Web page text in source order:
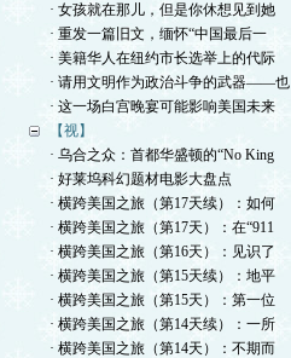
· 女孩就在那儿，但是你休想见到她
· 重发一篇旧文，缅怀“中国最后一
· 美籍华人在纽约市长选举上的代际
· 请用文明作为政治斗争的武器——也
· 这一场白宫晚宴可能影响美国未来
【视】
· 乌合之众：首都华盛顿的“No King
· 好莱坞科幻题材电影大盘点
· 横跨美国之旅（第17天续）：如何
· 横跨美国之旅（第17天）：在“911
· 横跨美国之旅（第16天）：见识了
· 横跨美国之旅（第15天续）：地平
· 横跨美国之旅（第15天）：第一位
· 横跨美国之旅（第14天续）：一所
· 横跨美国之旅（第14天）：不期而